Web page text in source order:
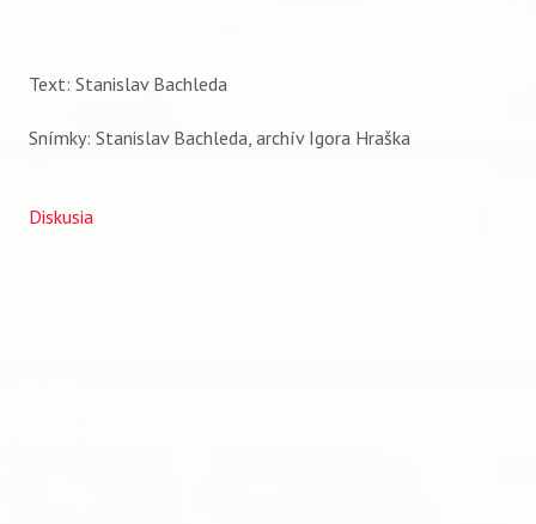
Text: Stanislav Bachleda
Snímky: Stanislav Bachleda, archív Igora Hraška
Diskusia